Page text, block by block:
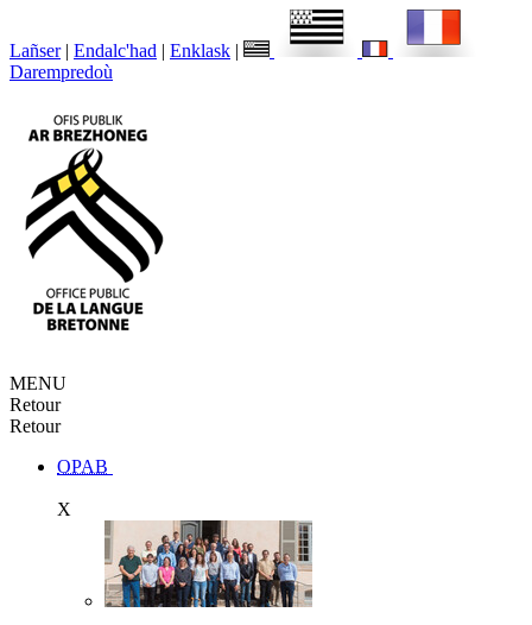
Lañser | Endalc'had | Enklask |
Darempredoù
MENU
Retour
Retour
OPAB
X